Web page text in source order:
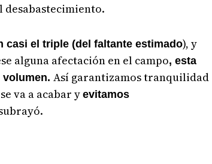
casi el triple (del faltante estimado), y
alguna afectación en el campo, esta
volumen. Así garantizamos tranquilidad
va a acabar y evitamos